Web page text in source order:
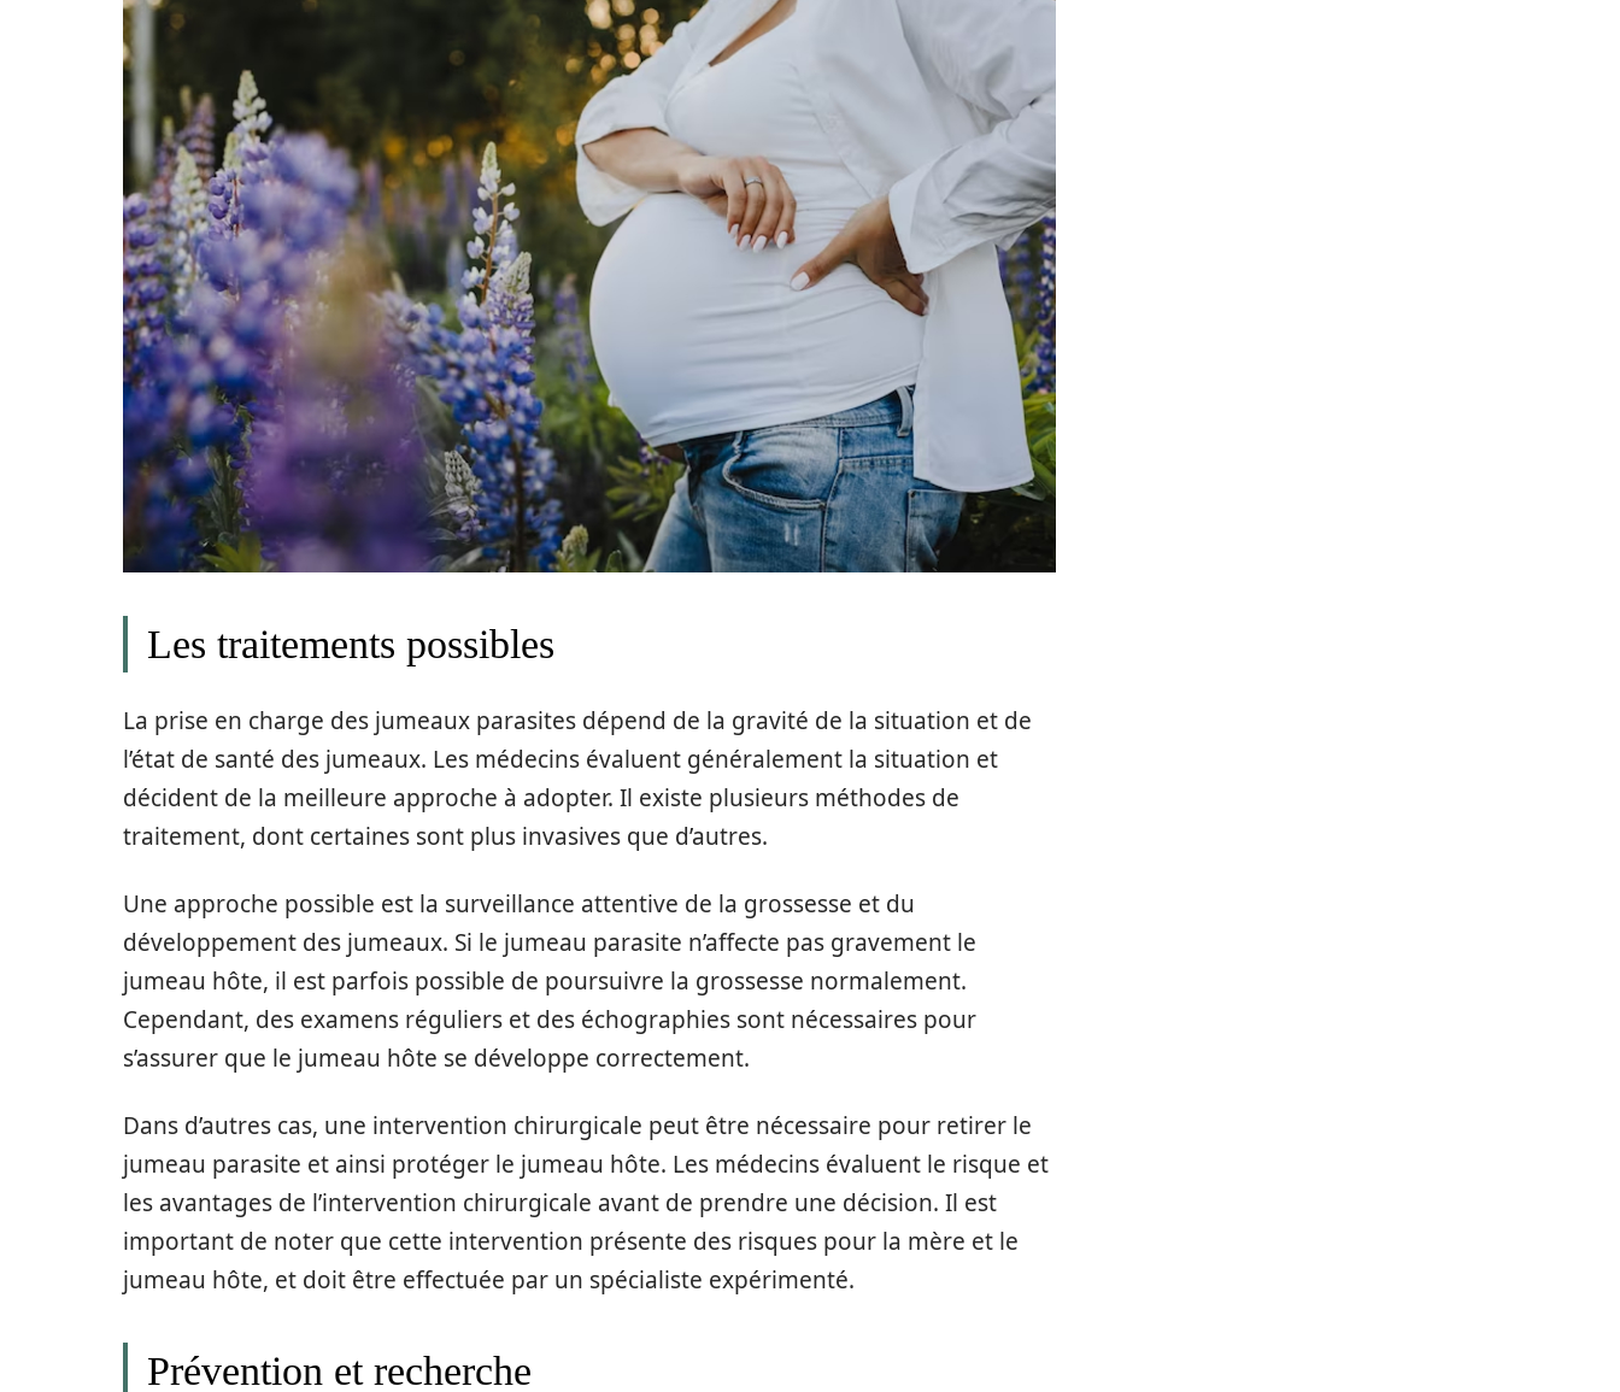
Les traitements possibles
La prise en charge des jumeaux parasites dépend de la gravité de la situation et de
l’état de santé des jumeaux. Les médecins évaluent généralement la situation et
décident de la meilleure approche à adopter. Il existe plusieurs méthodes de
traitement, dont certaines sont plus invasives que d’autres.
Une approche possible est la surveillance attentive de la grossesse et du
développement des jumeaux. Si le jumeau parasite n’affecte pas gravement le
jumeau hôte, il est parfois possible de poursuivre la grossesse normalement.
Cependant, des examens réguliers et des échographies sont nécessaires pour
s’assurer que le jumeau hôte se développe correctement.
Dans d’autres cas, une intervention chirurgicale peut être nécessaire pour retirer le
jumeau parasite et ainsi protéger le jumeau hôte. Les médecins évaluent le risque et
les avantages de l’intervention chirurgicale avant de prendre une décision. Il est
important de noter que cette intervention présente des risques pour la mère et le
jumeau hôte, et doit être effectuée par un spécialiste expérimenté.
Prévention et recherche